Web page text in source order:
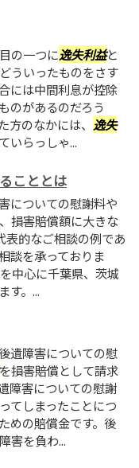
の一つに逸失利益と
ういったものをさす
には中間利息が控除
のがあるのだろう
のなかには、 逸失
いらっしゃ...
こととは
についての慰謝料や
損害賠償額に大きな
表的なご相談の例であ
談を承っておりま
中心に千葉県、茨城
す。...
遺障害についての慰
を損害賠償として請求
障害についての慰謝
てしまったことにつ
めの賠償金です。後
害を負わ...